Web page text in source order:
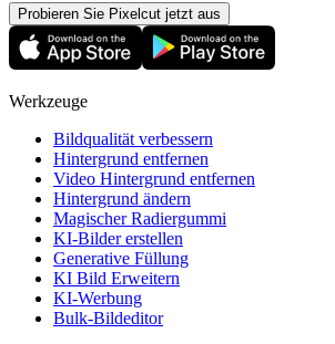
Probieren Sie Pixelcut jetzt aus
Werkzeuge
Bildqualität verbessern
Hintergrund entfernen
Video Hintergrund entfernen
Hintergrund ändern
Magischer Radiergummi
KI-Bilder erstellen
Generative Füllung
KI Bild Erweitern
KI-Werbung
Bulk-Bildeditor